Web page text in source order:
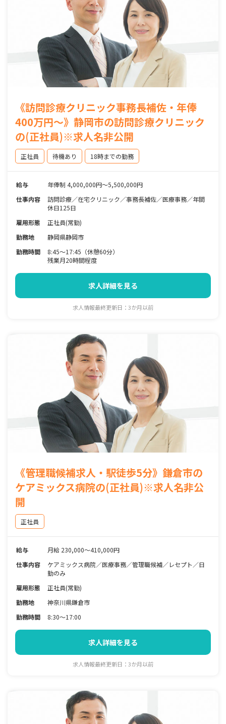
《訪問診療クリニック事務長補佐・年俸
400万円～》静岡市の訪問診療クリニック
の(正社員)※求人名非公開
正社員 待機あり 18時までの勤務
給与
年俸制 4,000,000円～5,500,000円
仕事内容
訪問診療／在宅クリニック／事務長補佐／医療事務／年間
休日125日
雇用形態
正社員(常勤)
勤務地
静岡県静岡市
勤務時間
8:45～17:45（休憩60分）
残業月20時間程度
求人詳細を見る
求人情報最終更新日：3か月以前
《管理職候補求人・駅徒歩5分》鎌倉市の
ケアミックス病院の(正社員)※求人名非公
開
正社員
給与
月給 230,000〜410,000円
仕事内容
ケアミックス病院／医療事務／管理職候補／レセプト／日
勤のみ
雇用形態
正社員(常勤)
勤務地
神奈川県鎌倉市
勤務時間
8:30～17:00
求人詳細を見る
求人情報最終更新日：3か月以前